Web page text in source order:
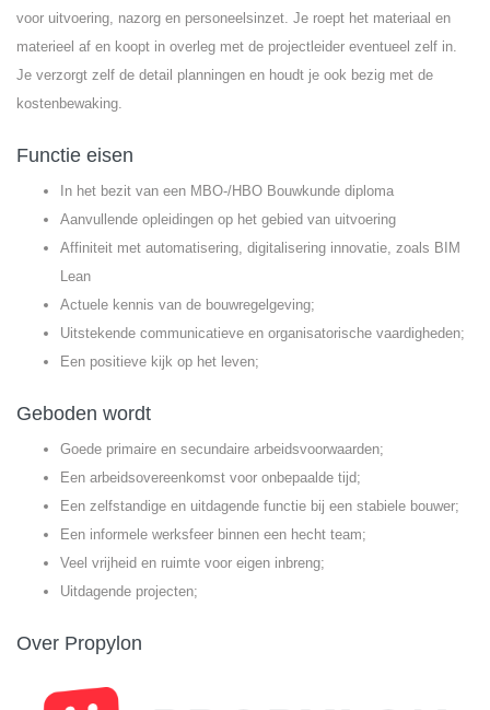
voor uitvoering, nazorg en personeelsinzet. Je roept het materiaal en
materieel af en koopt in overleg met de projectleider eventueel zelf in.
Je verzorgt zelf de detail planningen en houdt je ook bezig met de
kostenbewaking.
Functie eisen
In het bezit van een MBO-/HBO Bouwkunde diploma
Aanvullende opleidingen op het gebied van uitvoering
Affiniteit met automatisering, digitalisering innovatie, zoals BIM
Lean
Actuele kennis van de bouwregelgeving;
Uitstekende communicatieve en organisatorische vaardigheden;
Een positieve kijk op het leven;
Geboden wordt
Goede primaire en secundaire arbeidsvoorwaarden;
Een arbeidsovereenkomst voor onbepaalde tijd;
Een zelfstandige en uitdagende functie bij een stabiele bouwer;
Een informele werksfeer binnen een hecht team;
Veel vrijheid en ruimte voor eigen inbreng;
Uitdagende projecten;
Over Propylon